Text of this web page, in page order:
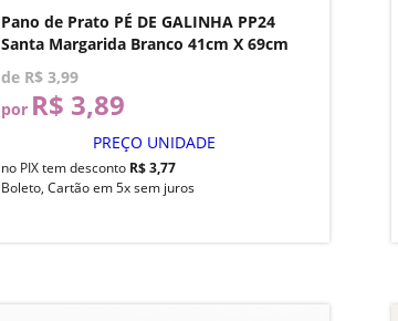
Pano de Prato PÉ DE GALINHA PP24
Santa Margarida Branco 41cm X 69cm
de R$ 3,99
por R$ 3,89
PREÇO UNIDADE
no PIX tem desconto R$ 3,77
Boleto, Cartão em 5x sem juros